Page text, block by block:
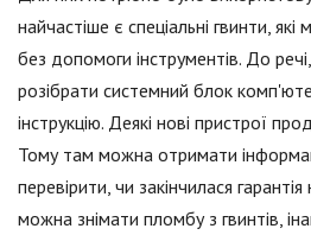
найчастіше є спеціальні гвинти,
без допомоги інструментів. До
розібрати системний блок
інструкцію. Деякі нові пристрої
Тому там можна отримати
перевірити, чи закінчилася
можна знімати пломбу з гвинтів,